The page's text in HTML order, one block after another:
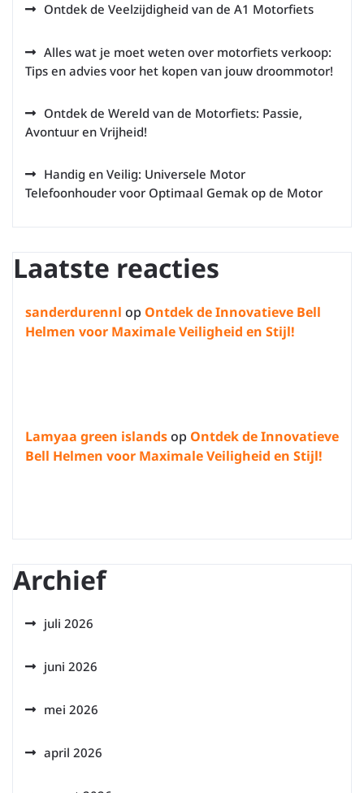
Ontdek de Veelzijdigheid van de A1 Motorfiets
Alles wat je moet weten over motorfiets verkoop:
Tips en advies voor het kopen van jouw droommotor!
Ontdek de Wereld van de Motorfiets: Passie,
Avontuur en Vrijheid!
Handig en Veilig: Universele Motor
Telefoonhouder voor Optimaal Gemak op de Motor
Laatste reacties
sanderdurennl op Ontdek de Innovatieve Bell
Helmen voor Maximale Veiligheid en Stijl!
Lamyaa green islandsop Ontdek de Innovatieve
Bell Helmen voor Maximale Veiligheid en Stijl!
Archief
juli 2026
juni 2026
mei 2026
april 2026